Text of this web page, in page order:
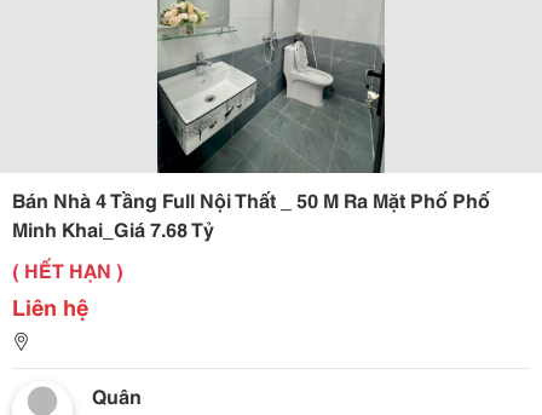
Bán Nhà 4 Tầng Full Nội Thất _ 50 M Ra Mặt Phố Phố
Minh Khai_Giá 7.68 Tỷ
( HẾT HẠN )
Liên hệ
Quân